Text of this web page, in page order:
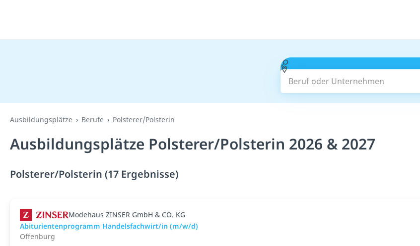
Beruf oder Unternehmen
Ausbildungsplätze Berufe Polsterer/Polsterin
Ausbildungsplätze Polsterer/Polsterin 2026 & 2027
Polsterer/Polsterin (17 Ergebnisse)
Modehaus ZINSER GmbH & CO. KG
Abiturientenprogramm Handelsfachwirt/in (m/w/d)
Offenburg